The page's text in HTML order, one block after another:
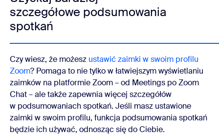
szczegółowe podsumowania
spotkań
Czy wiesz, że możesz ustawić zaimki w swoim profilu
Zoom? Pomaga to nie tylko w łatwiejszym wyświetlaniu
zaimków na platformie Zoom – od Meetings po Zoom
Chat – ale także zapewnia więcej szczegółów
w podsumowaniach spotkań. Jeśli masz ustawione
zaimki w swoim profilu, funkcja podsumowania spotkań
będzie ich używać, odnosząc się do Ciebie.